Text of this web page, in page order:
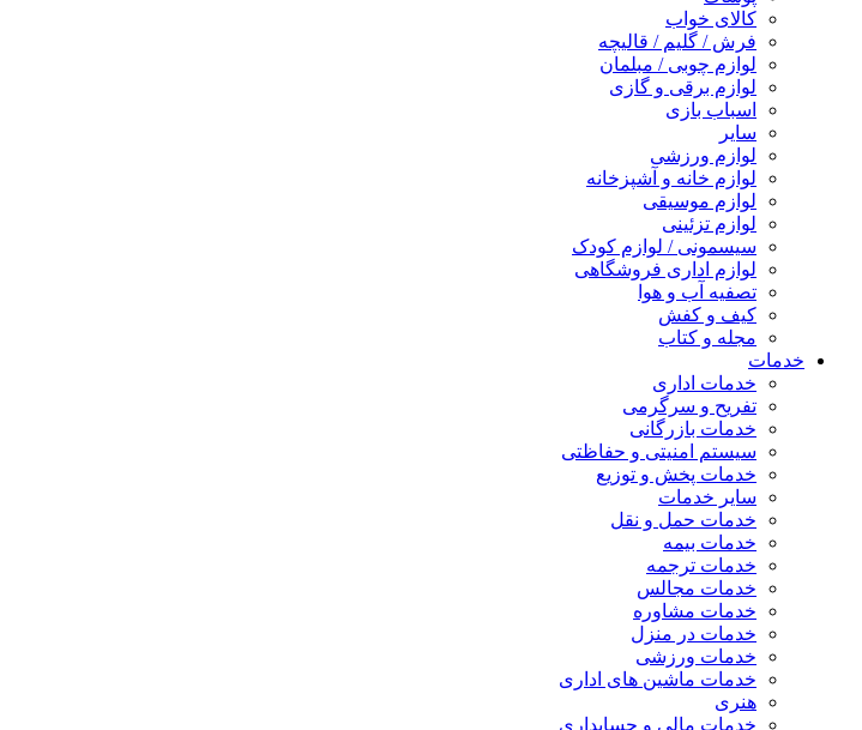
کالای خواب
فرش / گلیم / قالیچه
لوازم چوبی / مبلمان
لوازم برقی و گازی
اسباب بازی
سایر
لوازم ورزشی
لوازم خانه و آشپزخانه
لوازم موسیقی
لوازم تزئینی
سیسمونی / لوازم کودک
لوازم اداری فروشگاهی
تصفیه آب و هوا
کیف و کفش
مجله و کتاب
خدمات
خدمات اداری
تفریح و سرگرمی
خدمات بازرگانی
سیستم امنیتی و حفاظتی
خدمات پخش و توزیع
سایر خدمات
خدمات حمل و نقل
خدمات بیمه
خدمات ترجمه
خدمات مجالس
خدمات مشاوره
خدمات در منزل
خدمات ورزشی
خدمات ماشین های اداری
هنری
خدمات مالی و حسابداری